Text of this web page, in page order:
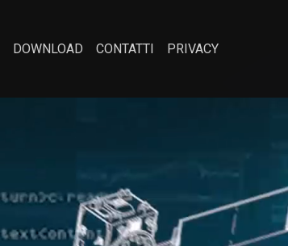
DOWNLOAD CONTATTI PRIVACY